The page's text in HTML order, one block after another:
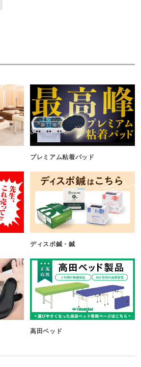
プレミアム粘着パッド
ディスポ鍼・鍼
高田ベッド